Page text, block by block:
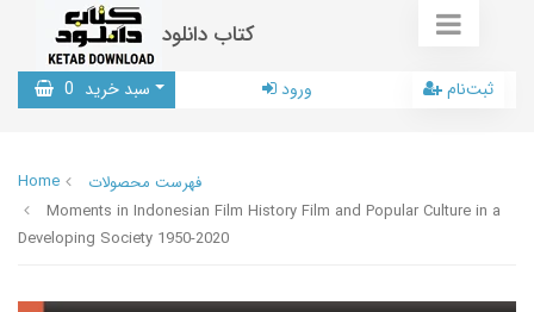
کتاب دانلود
سبد خرید 0 ورود ثبت‌نام
Home
فهرست محصولات
Moments in Indonesian Film History Film and Popular Culture in a
Developing Society 1950-2020